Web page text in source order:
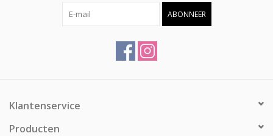
ABONNEER
Klantenservice
Producten